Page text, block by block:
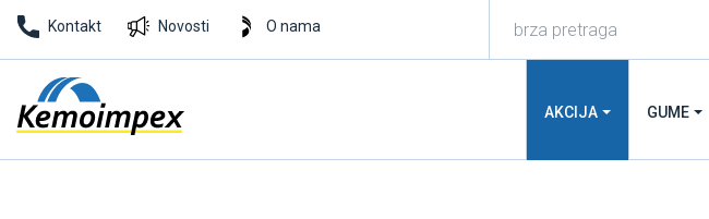
Kontakt Novosti O nama
AKCIJA GUME